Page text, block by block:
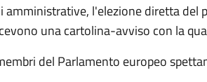
amministrative, l'elezione diretta del
una cartolina-avviso con la
del Parlamento europeo